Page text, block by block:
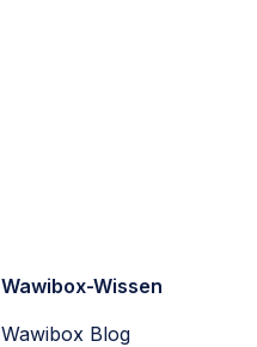
Wawibox-Wissen
Wawibox Blog